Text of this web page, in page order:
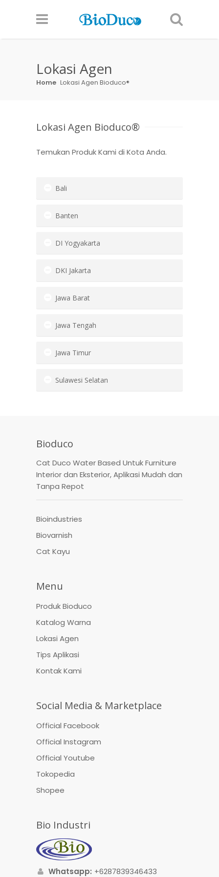
Lokasi Agen
Home Lokasi Agen Bioduco®
Lokasi Agen Bioduco®
Temukan Produk Kami di Kota Anda.
Bali
Banten
DI Yogyakarta
DKI Jakarta
Jawa Barat
Jawa Tengah
Jawa Timur
Sulawesi Selatan
Bioduco
Cat Duco Water Based Untuk Furniture
Interior dan Eksterior, Aplikasi Mudah dan
Tanpa Repot
Bioindustries
Biovarnish
Cat Kayu
Menu
Produk Bioduco
Katalog Warna
Lokasi Agen
Tips Aplikasi
Kontak Kami
Social Media & Marketplace
Official Facebook
Official Instagram
Official Youtube
Tokopedia
Shopee
Bio Industri
Whatsapp: +6287839346433